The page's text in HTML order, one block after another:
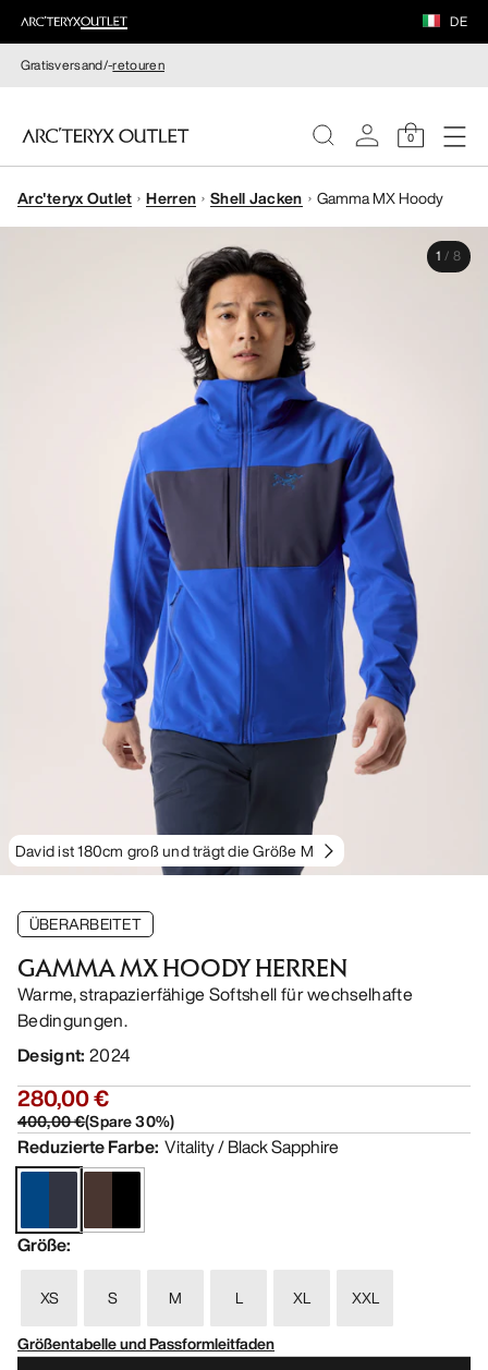
DE
Gratisversand/-retouren
0
DAMEN
Arc'teryx Outlet Herren Shell Jacken Gamma MX Hoody
David ist 180cm groß und trägt die Größe M
1 / 8
ÜBERARBEITET
GAMMA MX HOODY HERREN
Warme, strapazierfähige Softshell für wechselhafte
Bedingungen.
Designt: 2024
280,00 €
400,00 €(Spare30%)
Reduzierte Farbe: Vitality / Black Sapphire
Größe:
XS S M L XL
XXL
Größentabelle und Passformleitfaden